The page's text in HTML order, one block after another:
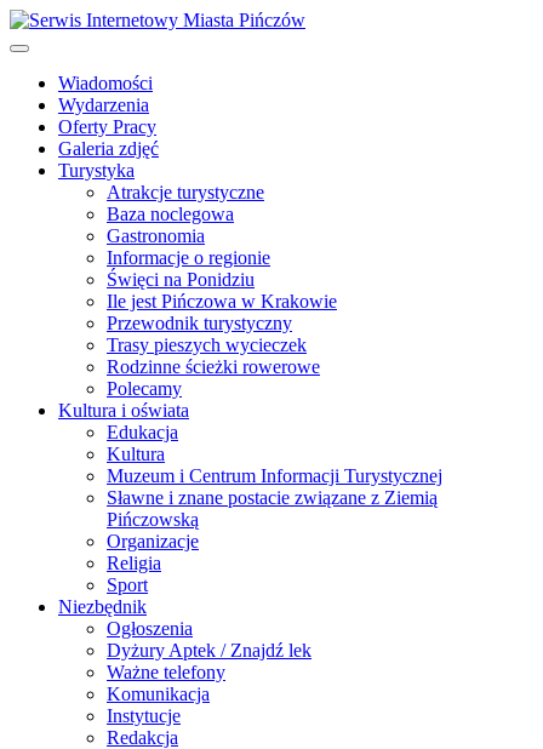
Wiadomości
Wydarzenia
Oferty Pracy
Galeria zdjęć
Turystyka
Atrakcje turystyczne
Baza noclegowa
Gastronomia
Informacje o regionie
Święci na Ponidziu
Ile jest Pińczowa w Krakowie
Przewodnik turystyczny
Trasy pieszych wycieczek
Rodzinne ścieżki rowerowe
Polecamy
Kultura i oświata
Edukacja
Kultura
Muzeum i Centrum Informacji Turystycznej
Sławne i znane postacie związane z Ziemią
Pińczowską
Organizacje
Religia
Sport
Niezbędnik
Ogłoszenia
Dyżury Aptek / Znajdź lek
Ważne telefony
Komunikacja
Instytucje
Redakcja